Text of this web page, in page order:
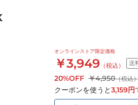
オンラインストア限定価格
￥3,949 （税込） 送
20%OFF ￥4,950（税込
クーポンを使うと3,159円